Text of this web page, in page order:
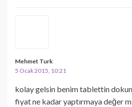
Mehmet Turk
5 Ocak 2015, 10:21
kolay gelsin benim tablettin
fiyat ne kadar yaptırmaya değer